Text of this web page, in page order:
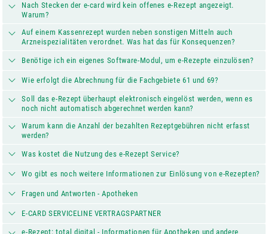
Nach Stecken der e-card wird kein offenes e-Rezept angezeigt.
Warum?
Auf einem Kassenrezept wurden neben sonstigen Mitteln auch
Arzneispezialitäten verordnet. Was hat das für Konsequenzen?
Benötige ich ein eigenes Software-Modul, um e-Rezepte einzulösen?
Wie erfolgt die Abrechnung für die Fachgebiete 61 und 69?
Soll das e-Rezept überhaupt elektronisch eingelöst werden, wenn es
noch nicht automatisch abgerechnet werden kann?
Warum kann die Anzahl der bezahlten Rezeptgebühren nicht erfasst
werden?
Was kostet die Nutzung des e-Rezept Service?
Wo gibt es noch weitere Informationen zur Einlösung von e-Rezepten?
Fragen und Antworten - Apotheken
E-CARD SERVICELINE VERTRAGSPARTNER
e-Rezept: total digital - Informationen für Apotheken und andere